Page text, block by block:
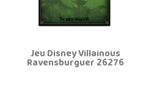
Jeu Disney Villainous
Ravensburguer 26276